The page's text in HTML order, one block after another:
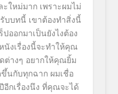
ใหม่มาก เพราะผมไม่
บบทนี้ เขาต้องทำสิ่งนี้
ออกมาเป็นยังไงต้อง
งเรื่องนี้จะทำให้คุณ
ต่างๆ อยากให้คุณยิ้ม
ขึ้นกับทุกฉาก ผมเชื่อ
กเรื่องนึง ที่คุณจะได้